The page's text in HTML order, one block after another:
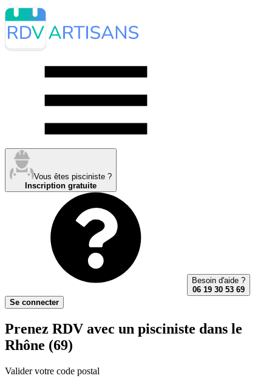
Vous êtes pisciniste ?
Inscription gratuite
Besoin d'aide ?
06 19 30 53 69
Se connecter
Prenez RDV avec un pisciniste dans le
Rhône (69)
Valider votre code postal